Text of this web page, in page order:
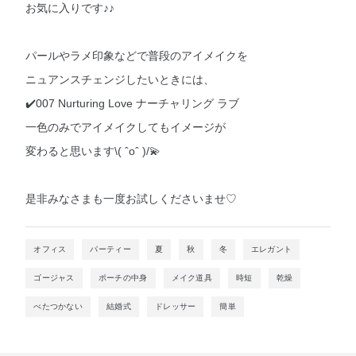
お気に入りです♪♪
パールやラメ印象などで普段のアイメイクを
ニュアンスチェンジしたいときには、
✔️007 Nurturing Love ナーチャリング ラブ
一色のみでアイメイクしてもイメージが
変わると思います\( ˆoˆ )/💫
是非みなさまも一度お試しくださいませ♡
オフィス パーティー 夏 秋 冬 エレガント
ゴージャス ポーチの中身 メイク道具 時短 乾燥
べたつかない 結婚式 ドレッサー 簡単